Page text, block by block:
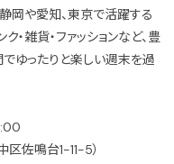
静岡や愛知、東京で活躍する
・雑貨・ファッションなど、豊
ゆったりと楽しい週末を過
区佐鳴台1-11-5）